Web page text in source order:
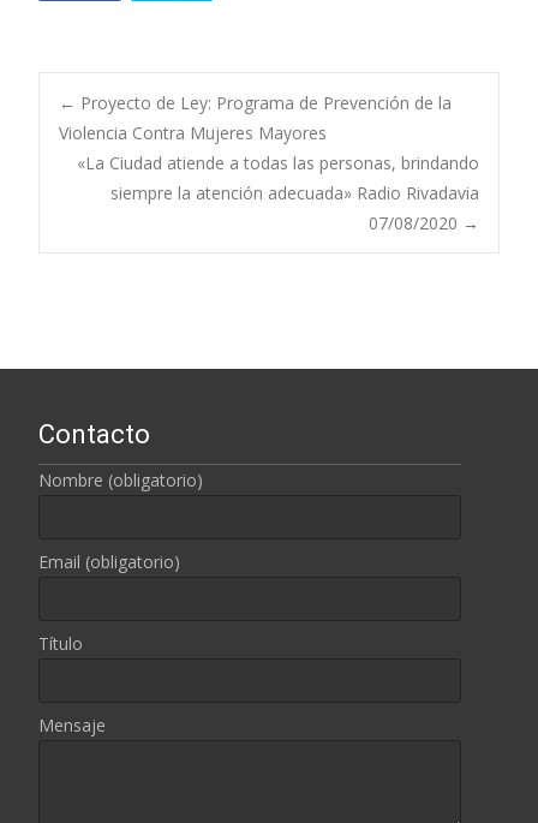
Navegación de
entradas
← Proyecto de Ley: Programa de Prevención de la
Violencia Contra Mujeres Mayores
«La Ciudad atiende a todas las personas, brindando
siempre la atención adecuada» Radio Rivadavia
07/08/2020 →
Contacto
Nombre (obligatorio)
Email (obligatorio)
Título
Mensaje